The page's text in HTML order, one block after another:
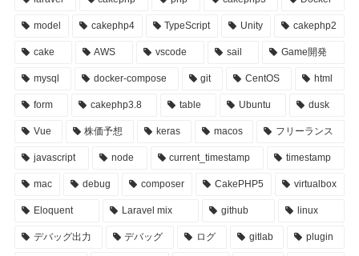
model cakephp4 TypeScript Unity cakephp2
cake AWS vscode sail Game開発
mysql docker-compose git CentOS html
form cakephp3.8 table Ubuntu dusk
Vue 株価予想 keras macos フリーランス
javascript node current_timestamp timestamp
mac debug composer CakePHP5 virtualbox
Eloquent Laravel mix github linux
デバッグ出力 デバッグ ログ gitlab plugin